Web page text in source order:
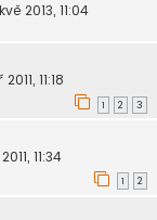
2013, 11:04
11:18
1 2 3
11:34
1 2